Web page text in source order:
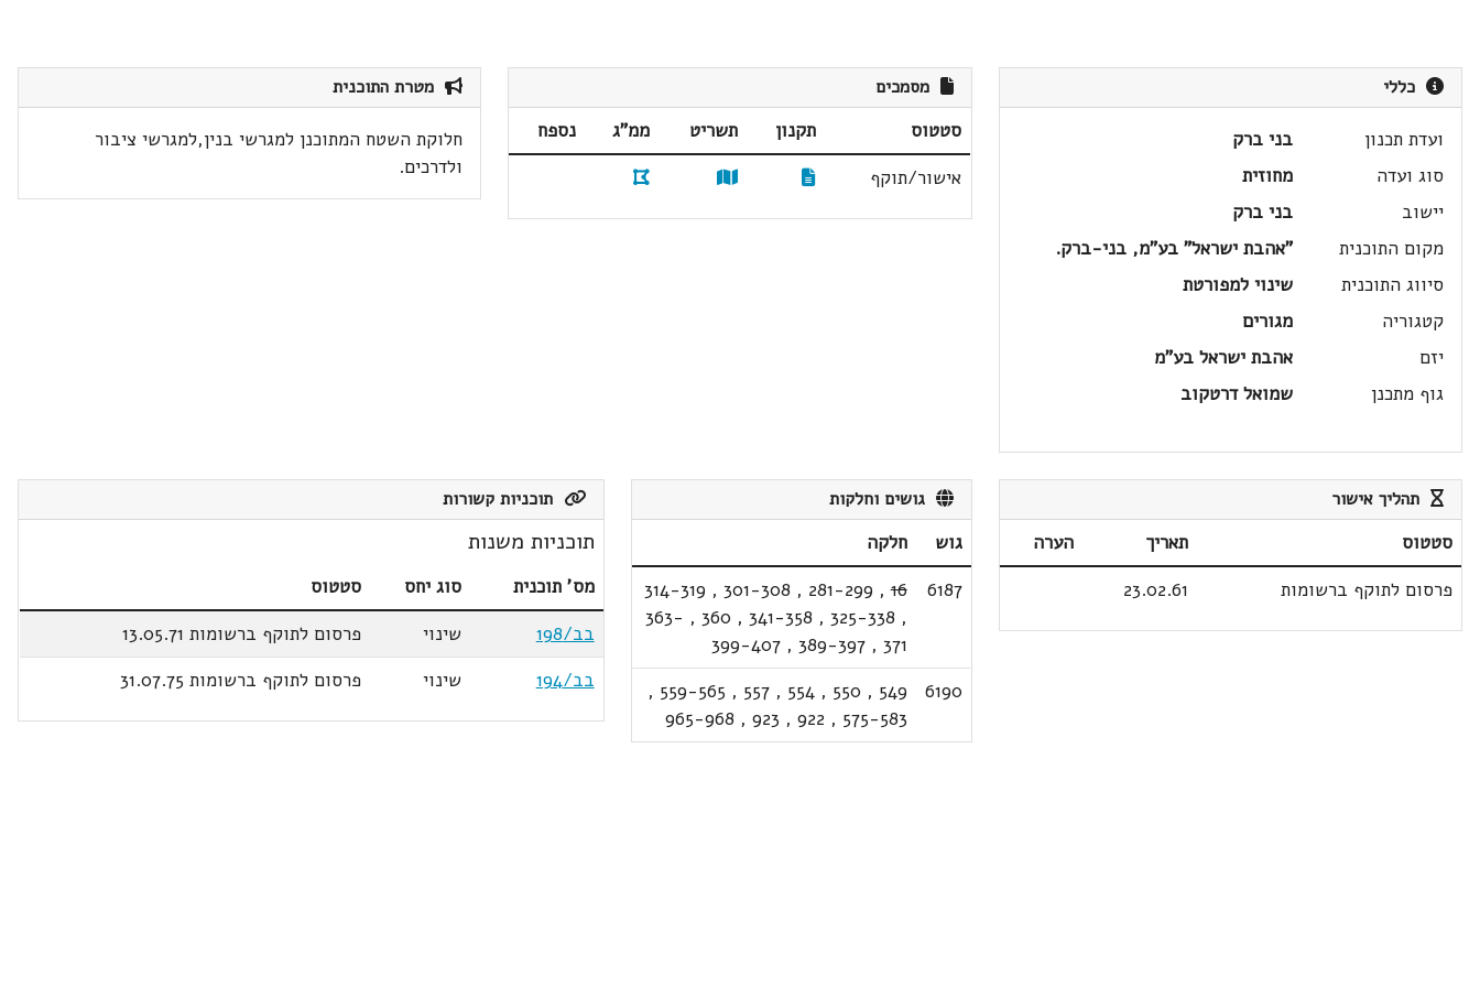
כללי
ועדת תכנון
בני ברק
סוג ועדה
מחוזית
יישוב
בני ברק
מקום התוכנית
"אהבת ישראל" בע"מ, בני-ברק.
סיווג התוכנית
שינוי למפורטת
קטגוריה
מגורים
יזם
אהבת ישראל בע"מ
גוף מתכנן
שמואל דרטקוב
מסמכים
סטטוס תקנון תשריט ממ"ג
נספח
אישור/תוקף
מטרת התוכנית
חלוקת השטח המתוכנן למגרשי בנין,למגרשי ציבור
ולדרכים.
תהליך אישור
סטטוס תאריך
הערה
פרסום לתוקף ברשומות
23.02.61
גושים וחלקות
גוש
חלקה
6187
16
,
281-299
,
301-308
,
314-319
,
325-338
,
341-358
,
360
,
363-
371
,
389-397
,
399-407
6190
549
,
550
,
554
,
557
,
559-565
,
575-583
,
922
,
923
,
965-968
תוכניות קשורות
תוכניות משנות
מס' תוכנית סוג יחס
סטטוס
בב/198
שינוי
פרסום לתוקף ברשומות 13.05.71
בב/194
שינוי פרסום לתוקף ברשומות 31.07.75